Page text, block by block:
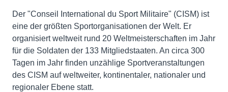
Der "Conseil International du Sport Militaire" (CISM) ist
eine der größten Sportorganisationen der Welt. Er
organisiert weltweit rund 20 Weltmeisterschaften im Jahr
für die Soldaten der 133 Mitgliedstaaten. An circa 300
Tagen im Jahr finden unzählige Sportveranstaltungen
des CISM auf weltweiter, kontinentaler, nationaler und
regionaler Ebene statt.